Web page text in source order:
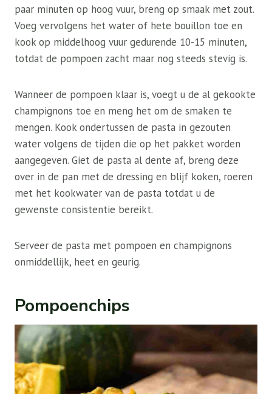
paar minuten op hoog vuur, breng op smaak met zout.
Voeg vervolgens het water of hete bouillon toe en
kook op middelhoog vuur gedurende 10-15 minuten,
totdat de pompoen zacht maar nog steeds stevig is.
Wanneer de pompoen klaar is, voegt u de al gekookte
champignons toe en meng het om de smaken te
mengen. Kook ondertussen de pasta in gezouten
water volgens de tijden die op het pakket worden
aangegeven. Giet de pasta al dente af, breng deze
over in de pan met de dressing en blijf koken, roeren
met het kookwater van de pasta totdat u de
gewenste consistentie bereikt.
Serveer de pasta met pompoen en champignons
onmiddellijk, heet en geurig.
Pompoenchips